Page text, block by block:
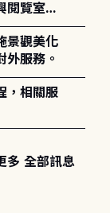
閱覽室，
景觀美化
外服務。
，相關服
多 全部訊息